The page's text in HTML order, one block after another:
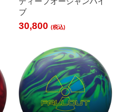
ブ
30,800(税込)